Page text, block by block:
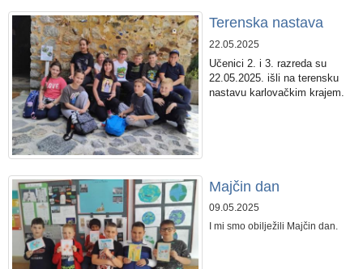
Terenska nastava
22.05.2025
Učenici 2. i 3. razreda su
22.05.2025. išli na terensku
nastavu karlovačkim krajem.
Majčin dan
09.05.2025
I mi smo obilježili Majčin dan.